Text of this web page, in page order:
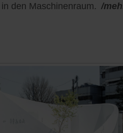
den Maschinenraum. /